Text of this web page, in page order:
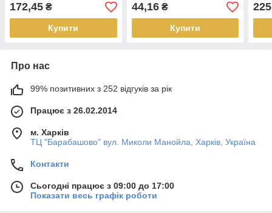
172,45 ₴
Купити
44,16₴
Купити
Про нас
99% позитивних з 252 відгуків за рік
Працює з 26.02.2014
м. Харків
ТЦ "Барабашово" вул. Миколи Манойла, Харків, Україна
Контакти
Сьогодні працює з 09:00 до 17:00
Показати весь графік роботи